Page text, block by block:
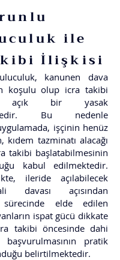
ile
İlişkisi
kanunen dava
koşulu olup icra takibi
açık bir yasak
Bu nedenle
işçinin henüz
kıdem tazminatı alacağı
takibi başlatabilmesinin
kabul edilmektedir.
ileride açılabilecek
davası açısından
sürecinde elde edilen
ispat gücü dikkate
takibi öncesinde dahi
başvurulmasının pratik
belirtilmektedir.